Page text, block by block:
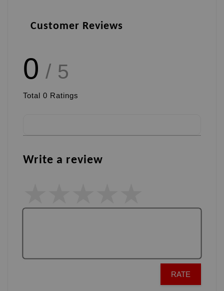
Customer Reviews
0 / 5
Total 0 Ratings
Write a review
RATE